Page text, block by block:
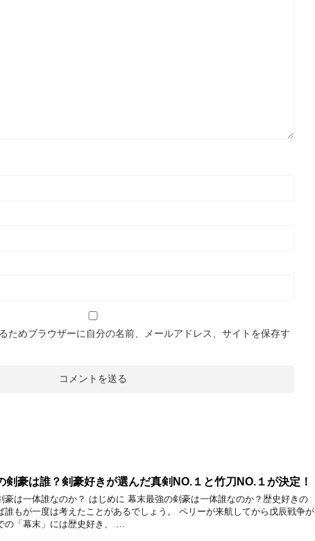
ためブラウザーに自分の名前、メールアドレス、サイトを保存す
剣豪は誰？剣豪好きが選んだ真剣NO.１と竹刀NO.１が決定！
豪は一体誰なのか？ はじめに 幕末最強の剣豪は一体誰なのか？歴史好きの
誰もが一度は考えたことがあるでしょう。 ペリーが来航してから戊辰戦争が
の「幕末」には歴史好き、 …